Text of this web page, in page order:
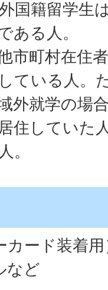
国籍留学生
ある人。
市町村在住
ている人。
外就学の場
住していた
。
カード装着
など